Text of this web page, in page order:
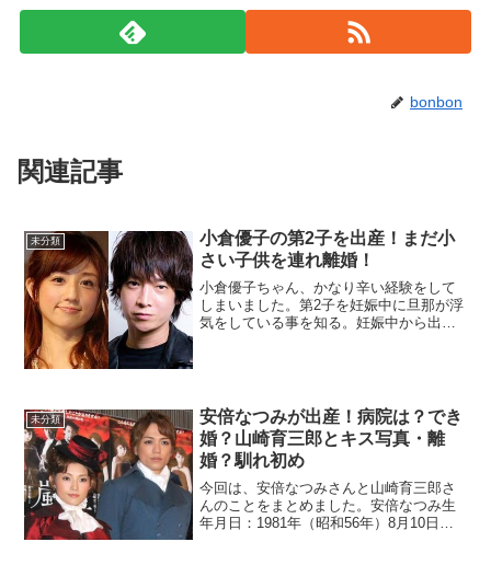
bonbon
関連記事
未分類
小倉優子の第2子を出産！まだ小
さい子供を連れ離婚！
小倉優子ちゃん、かなり辛い経験をして
しまいました。第2子を妊娠中に旦那が浮
気をしている事を知る。妊娠中から出産
未分類
安倍なつみが出産！病院は？でき
婚？山崎育三郎とキス写真・離
婚？馴れ初め
今回は、安倍なつみさんと山崎育三郎さ
んのことをまとめました。安倍なつみ生
年月日：1981年（昭和56年）8月10日、